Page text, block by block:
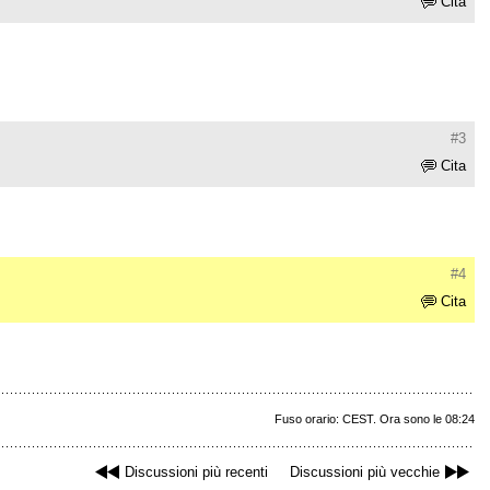
#3
Cita
#4
Cita
Fuso orario: CEST. Ora sono le 08:24
Discussioni più recenti Discussioni più vecchie